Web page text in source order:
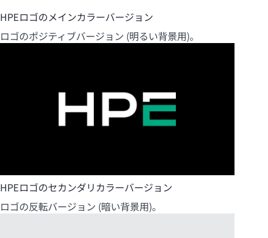
HPEロゴのメインカラーバージョン
ロゴのポジティブバージョン (明るい背景用)。
HPEロゴのセカンダリカラーバージョン
ロゴの反転バージョン (暗い背景用)。